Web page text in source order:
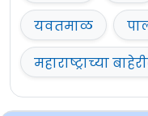
यवतमाळ
महाराष्ट्राच्या